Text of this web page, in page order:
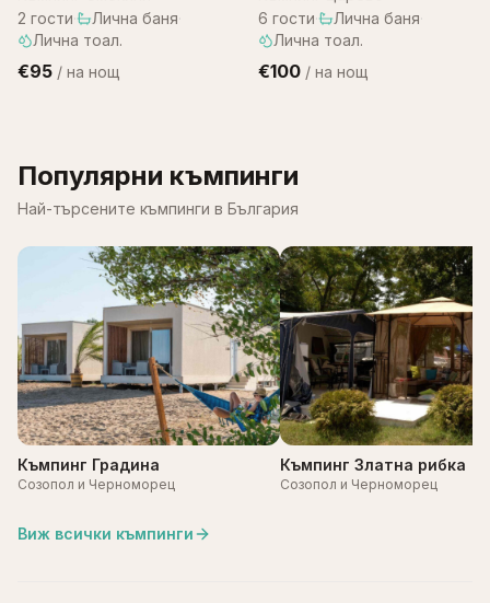
2 гости· Лична баня·
Лична тоал.
€95 / на нощ
6 гости· Лична баня·
Лична тоал.
€100 / на нощ
Популярни къмпинги
Най-търсените къмпинги в България
Къмпинг Градина
Созопол и Черноморец
Къмпинг Златна рибка
Созопол и Черноморец
Виж всички къмпинги